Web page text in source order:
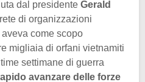
dal presidente Gerald
di organizzazioni
come scopo
migliaia di orfani vietnamiti
settimane di guerra
avanzare delle forze